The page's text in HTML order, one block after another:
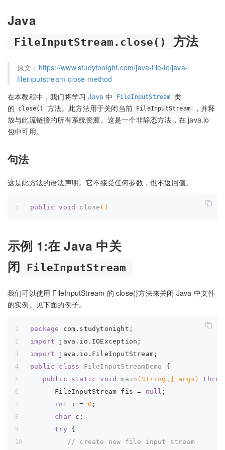
Java
FileInputStream.close() 方法
原文： https://www.studytonight.com/java-file-io/java-
fileinputstream-close-method
在本教程中，我们将学习Java 中 FileInputStream 类
的
close() 方法。此方法用于关闭当前 FileInputStream
，并释
放与此流链接的所有系统资源。这是一个非静态方法，在 java.io
包中可用。
句法
这是此方法的语法声明。它不接受任何参数，也不返回值。
public void close ()
示例 1:在 Java 中关
闭
FileInputStream
我们可以使用 FileInputStream 的 close()方法来关闭 Java 中文件
的实例。见下面的例子。
package com.studytonight;
import java.io.IOException;
import java.io.FileInputStream;
public
class FileInputStreamDemo
{
public
static void main (String[] args)
      FileInputStream fis =
null ;
int i = 0 ;
char c;
try {
// create new file input stream